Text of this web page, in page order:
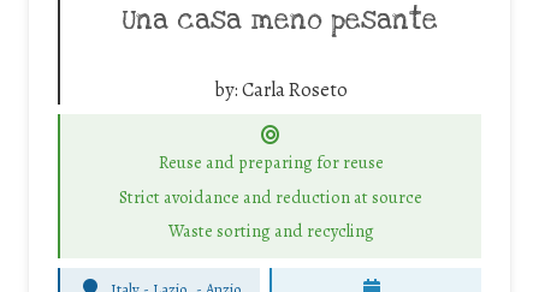
Una casa meno pesante
by:Carla Roseto
Reuse and preparing for reuse
Strict avoidance and reduction at source
Waste sorting and recycling